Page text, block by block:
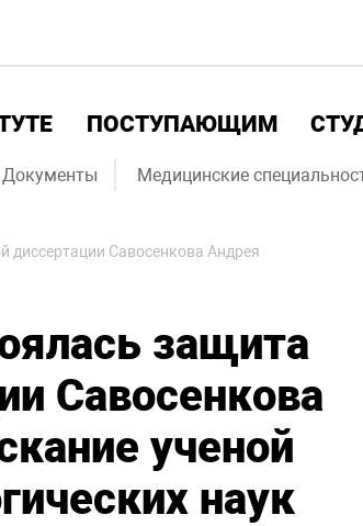
ПОСТУПАЮЩИМ
Документы Медицинские
диссертации Савосенкова Андрея
защита
Савосенкова
ученой
наук